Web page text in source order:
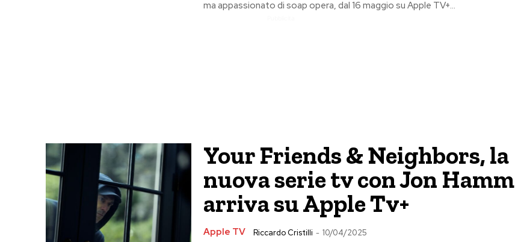
ma appassionato di soap opera, dal 16 maggio su Apple TV+...
Your Friends & Neighbors, la
nuova serie tv con Jon Hamm
arriva su Apple Tv+
Apple TV Riccardo Cristilli - 10/04/2025